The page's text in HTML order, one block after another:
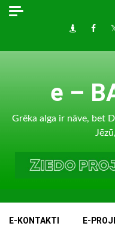
Skip
Draugiem
e –
Grēka alga ir nāve, bet
E-KONTAKTI E-